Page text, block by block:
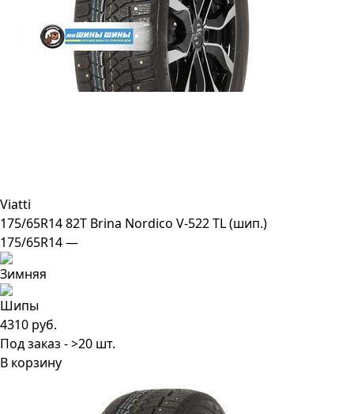
Viatti
175/65R14 82T Brina Nordico V-522 TL (шип.)
175/65R14 —
4310 руб.
Под заказ - >20 шт.
В корзину